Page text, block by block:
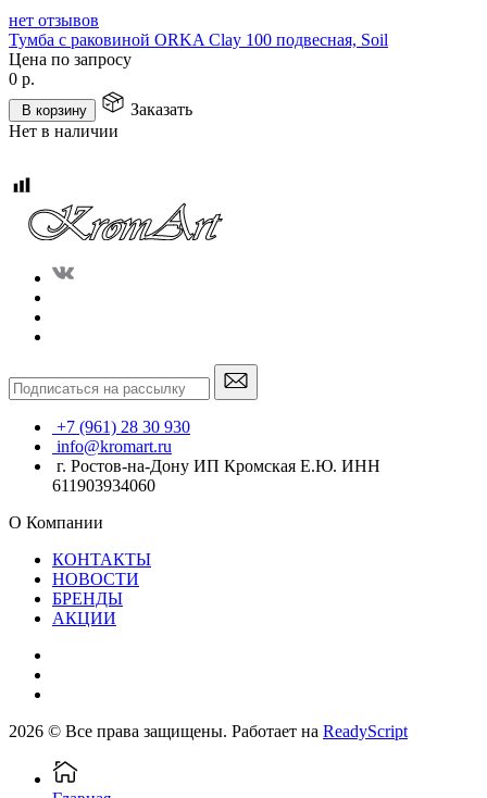
нет отзывов
Тумба с раковиной ORKA Clay 100 подвесная, Soil
Цена по запросу
0 р.
В корзину
Заказать
Нет в наличии
+7 (961) 28 30 930
info@kromart.ru
г. Ростов-на-Дону ИП Кромская Е.Ю. ИНН
611903934060
О Компании
КОНТАКТЫ
НОВОСТИ
БРЕНДЫ
АКЦИИ
2026 © Все права защищены. Работает на ReadyScript